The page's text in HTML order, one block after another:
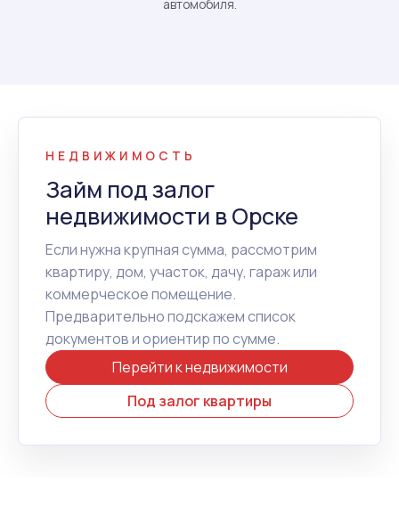
автомобиля.
НЕДВИЖИМОСТЬ
Займ под залог
недвижимости в Орске
Если нужна крупная сумма, рассмотрим
квартиру, дом, участок, дачу, гараж или
коммерческое помещение.
Предварительно подскажем список
документов и ориентир по сумме.
Перейти к недвижимости
Под залог квартиры